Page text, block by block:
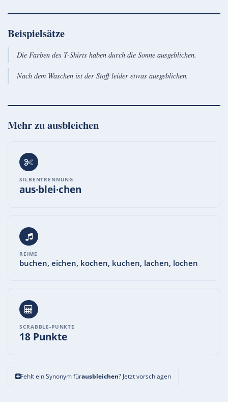
Beispielsätze
Die Farben des T-Shirts haben durch die Sonne ausgeblichen.
Nach dem Waschen ist der Stoff leider etwas ausgeblichen.
Mehr zuausbleichen
SILBENTRENNUNG
aus·blei·chen
REIME
buchen, eichen, kochen, kuchen, lachen, lochen
SCRABBLE-PUNKTE
18 Punkte
Fehlt ein Synonym fürausbleichen? Jetzt vorschlagen